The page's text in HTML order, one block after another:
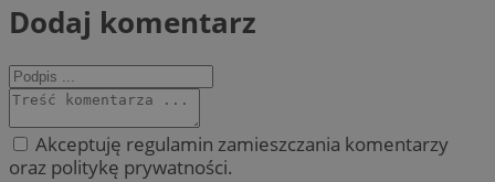
Dodaj komentarz
Akceptuję regulamin zamieszczania komentarzy
oraz politykę prywatności.